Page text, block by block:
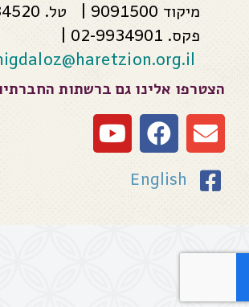
פקס. 02-9934901 |
migdaloz@haretzion.org.il
הצטרפו אלינו גם ברשתות החברתיות
English